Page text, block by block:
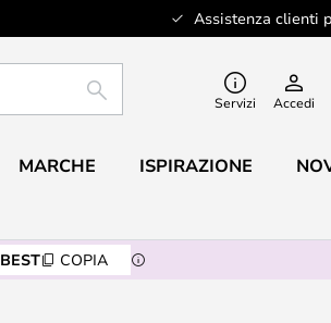
Assistenza clienti
RICERCA Servizi Accedi
MARCHE ISPIRAZIONE
BEST COPIA